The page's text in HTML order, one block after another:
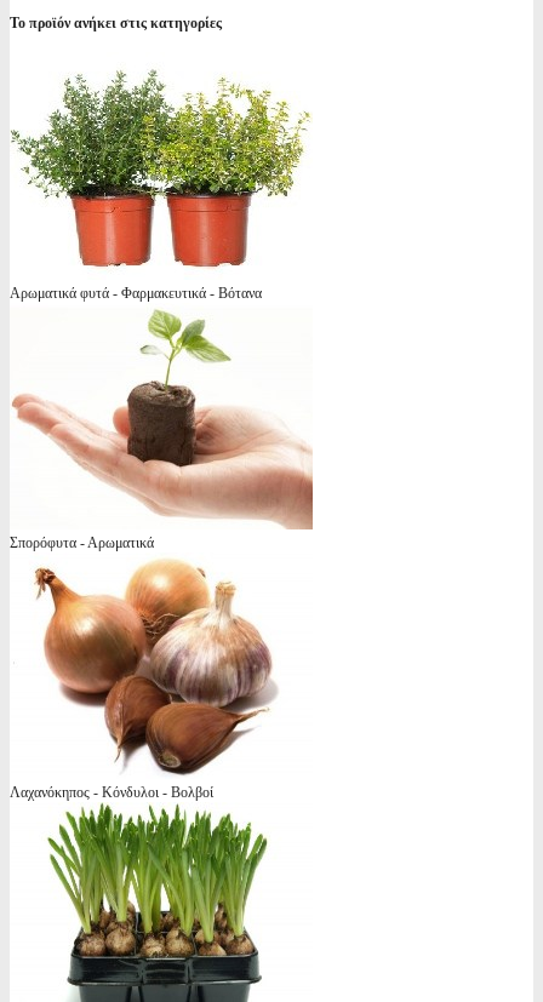
Το προϊόν ανήκει στις κατηγορίες
Αρωματικά φυτά - Φαρμακευτικά - Βότανα
Σπορόφυτα - Αρωματικά
Λαχανόκηπος - Κόνδυλοι - Βολβοί